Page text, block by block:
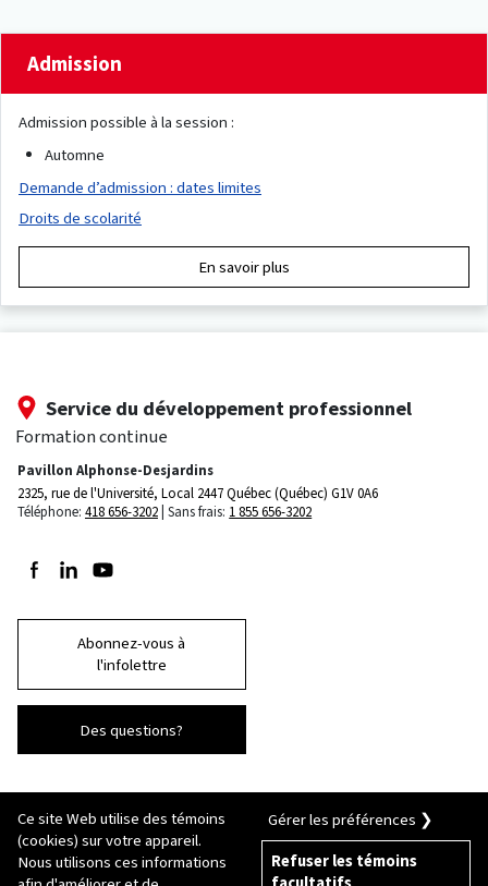
Admission
Admission possible à la session :
Automne
Demande d’admission : dates limites
Droits de scolarité
En savoir plus
Service du développement professionnel
Formation continue
Pavillon Alphonse-Desjardins
2325, rue de l'Université, Local 2447Québec (Québec) G1V 0A6
Téléphone: 418 656-3202 Sans frais: 1 855 656-3202
Suivez-nous sur Facebook
Suivez-nous sur LinkedIn
Suivez-nous sur Youtube
Abonnez-vous à
l'infolettre
Des questions?
Ce site Web utilise des témoins
(cookies) sur votre appareil.
Nous utilisons ces informations
Gérer les préférences ❯
Refuser les témoins